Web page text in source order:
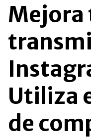
Mejora
Utiliza
de